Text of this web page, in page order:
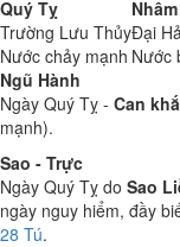
Quý Tỵ
Trường Lưu ThủyĐại
Nước chảy mạnh Nước
Ngũ Hành
Ngày Quý Tỵ - Can
mạnh).
Sao - Trực
Ngày Quý Tỵ do Sao
ngày nguy hiểm, đầy
28 Tú.